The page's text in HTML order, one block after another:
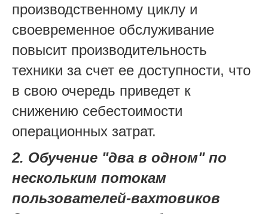
производственному циклу и
своевременное обслуживание
повысит производительность
техники за счет ее доступности, что
в свою очередь приведет к
снижению себестоимости
операционных затрат.
2. Обучение "два в одном" по
нескольким потокам
пользователей-вахтовиков